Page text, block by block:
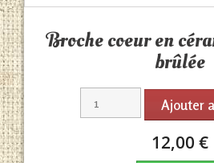
Broche coeur en
brûlée
Ajouter
12,00 €